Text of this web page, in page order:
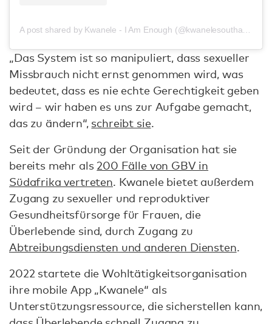
„Das System ist so manipuliert, dass sexueller
Missbrauch nicht ernst genommen wird, was
bedeutet, dass es nie echte Gerechtigkeit geben
wird – wir haben es uns zur Aufgabe gemacht,
das zu ändern“, schreibt sie.
Seit der Gründung der Organisation hat sie
bereits mehr als 200 Fälle von GBV in
Südafrika vertreten. Kwanele bietet außerdem
Zugang zu sexueller und reproduktiver
Gesundheitsfürsorge für Frauen, die
Überlebende sind, durch Zugang zu
Abtreibungsdiensten und anderen Diensten.
2022 startete die Wohltätigkeitsorganisation
ihre mobile App „Kwanele“ als
Unterstützungsressource, die sicherstellen kann,